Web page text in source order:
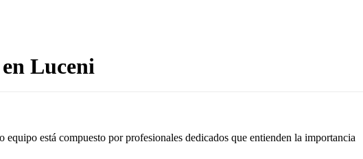
Luceni
está compuesto por profesionales dedicados que entienden la importancia